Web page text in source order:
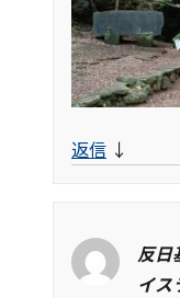
返信 ↓
反日
イス